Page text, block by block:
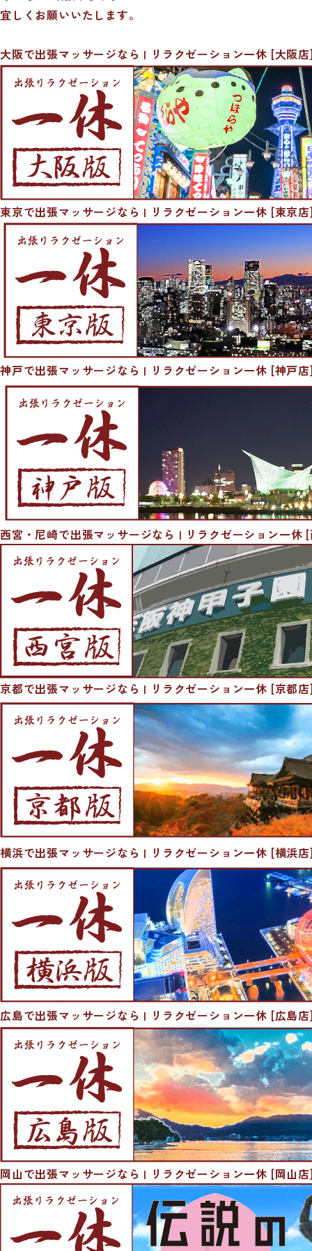
宜しくお願いいたします。
大阪で出張マッサージなら | リラクゼーション一休 [大阪
東京で出張マッサージなら | リラクゼーション一休 [東京
神戸で出張マッサージなら | リラクゼーション一休 [神戸
西宮・尼崎で出張マッサージなら | リラクゼーション一休
京都で出張マッサージなら | リラクゼーション一休 [京都
横浜で出張マッサージなら | リラクゼーション一休 [横浜
広島で出張マッサージなら | リラクゼーション一休 [広島
岡山で出張マッサージなら | リラクゼーション一休 [岡山